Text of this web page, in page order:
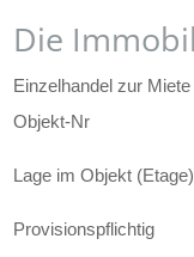
Die
Einzelhandel zur Miete
Objekt-Nr
Lage im Objekt (Etage)
Provisionspflichtig